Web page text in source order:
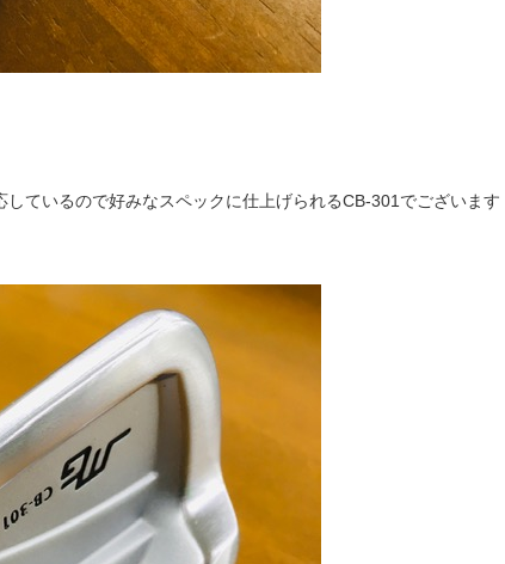
ているので好みなスペックに仕上げられるCB-301でございます